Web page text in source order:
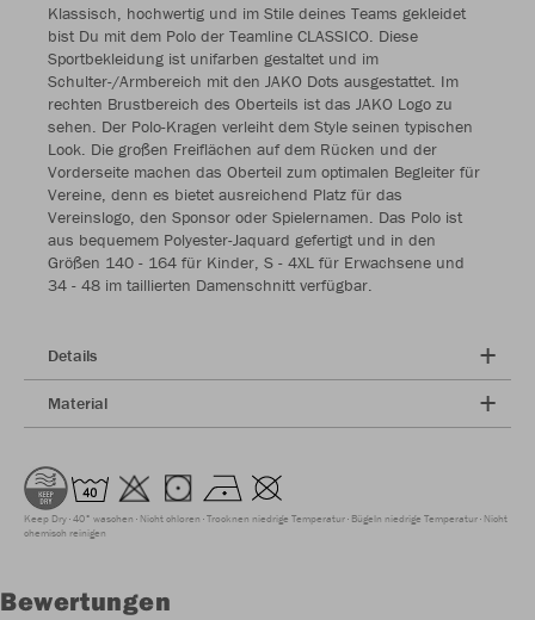
Klassisch, hochwertig und im Stile deines Teams gekleidet
bist Du mit dem Polo der Teamline CLASSICO. Diese
Sportbekleidung ist unifarben gestaltet und im
Schulter-/Armbereich mit den JAKO Dots ausgestattet. Im
rechten Brustbereich des Oberteils ist das JAKO Logo zu
sehen. Der Polo-Kragen verleiht dem Style seinen typischen
Look. Die großen Freiflächen auf dem Rücken und der
Vorderseite machen das Oberteil zum optimalen Begleiter für
Vereine, denn es bietet ausreichend Platz für das
Vereinslogo, den Sponsor oder Spielernamen. Das Polo ist
aus bequemem Polyester-Jaquard gefertigt und in den
Größen 140 - 164 für Kinder, S - 4XL für Erwachsene und
34 - 48 im taillierten Damenschnitt verfügbar.
Details
Material
Keep Dry 40° waschen Nicht chloren Trocknen niedrige Temperatur Bügeln niedrige Temperatur Nicht
chemisch reinigen
Bewertungen